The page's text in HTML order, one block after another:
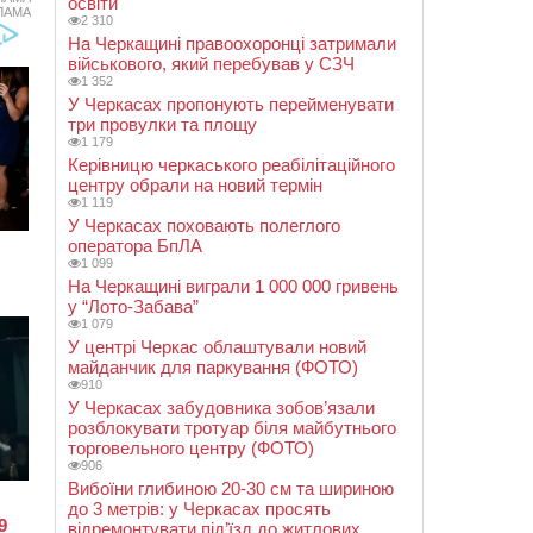
2 310
На Черкащині правоохоронці затримали
військового, який перебував у СЗЧ
1 352
У Черкасах пропонують перейменувати
три провулки та площу
1 179
Керівницю черкаського реабілітаційного
центру обрали на новий термін
1 119
У Черкасах поховають полеглого
оператора БпЛА
1 099
На Черкащині виграли 1 000 000 гривень
у “Лото-Забава”
1 079
У центрі Черкас облаштували новий
майданчик для паркування (ФОТО)
910
У Черкасах забудовника зобов’язали
розблокувати тротуар біля майбутнього
торговельного центру (ФОТО)
906
Вибоїни глибиною 20-30 см та шириною
до 3 метрів: у Черкасах просять
відремонтувати під’їзд до житлових